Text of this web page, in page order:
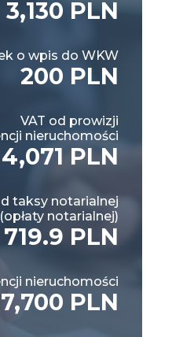
3,130 PLN
o wpis do WKW
200 PLN
VAT od prowizji
nieruchomości
4,071 PLN
taksy notarialnej
(opłaty notarialnej)
719.9 PLN
nieruchomości
PLN